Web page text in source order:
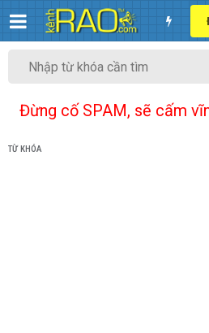
Đừng cố SPAM, sẽ cấm
TỪ KHÓA